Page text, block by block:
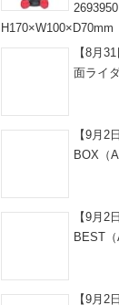
H170×W100×D70mm
【8月
面ライ
【9月2
BOX（
【9月2
BEST
【9月2